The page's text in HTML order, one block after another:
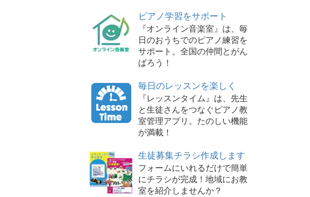
ピアノ学習をサポート
『オンライン音楽室』は、毎
日のおうちでのピアノ練習を
サポート。全国の仲間とがん
ばろう！
毎日のレッスンを楽しく
『レッスンタイム』は、先生
と生徒さんをつなぐピアノ教
室管理アプリ。たのしい機能
が満載！
生徒募集チラシ作成します
フォームにいれるだけで簡単
にチラシが完成！地域にお教
室を紹介しませんか？